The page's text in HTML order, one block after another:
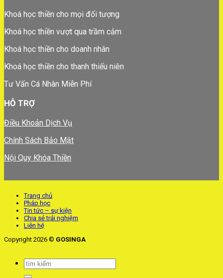
Khoá học thiền cho mọi đối tượng
Khoá học thiền vượt qua trầm cảm
Khoá học thiền cho doanh nhân
Khoá học thiền cho thanh thiếu niên
Tư Vấn Cá Nhân Miễn Phí
HỖ TRỢ
Điều Khoản Dịch Vụ
Chính Sách Bảo Mật
Nội Quy Khóa Thiền
Trang chủ
Pháp học
Tin tức – sự kiện
Chia sẻ trải nghiệm
Liên hệ
Copyright 2026 © GOSINGA